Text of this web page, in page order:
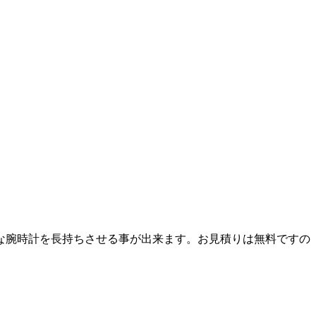
時計を長持ちさせる事が出来ます。お見積りは無料ですの